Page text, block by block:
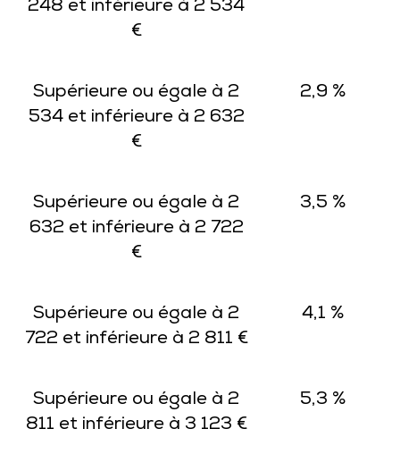
248 et inférieure à 2 534
€
Supérieure ou égale à 2
534 et inférieure à 2 632
€
2,9 %
Supérieure ou égale à 2
632 et inférieure à 2 722
€
3,5 %
Supérieure ou égale à 2
722 et inférieure à 2 811 €
4,1 %
Supérieure ou égale à 2
811 et inférieure à 3 123 €
5,3 %